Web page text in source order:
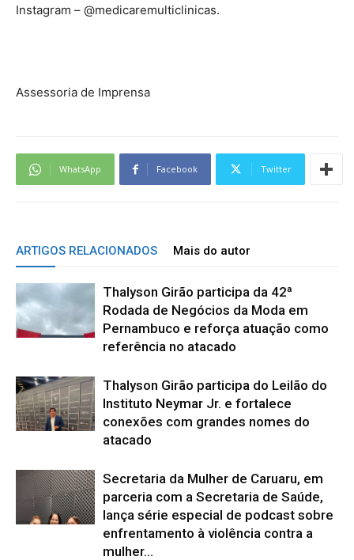
Instagram – @medicaremulticlinicas.
Assessoria de Imprensa
WhatsApp Facebook Twitter
ARTIGOS RELACIONADOS Mais do autor
Thalyson Girão participa da 42ª
Rodada de Negócios da Moda em
Pernambuco e reforça atuação como
referência no atacado
Thalyson Girão participa do Leilão do
Instituto Neymar Jr. e fortalece
conexões com grandes nomes do
atacado
Secretaria da Mulher de Caruaru, em
parceria com a Secretaria de Saúde,
lança série especial de podcast sobre
enfrentamento à violência contra a
mulher...